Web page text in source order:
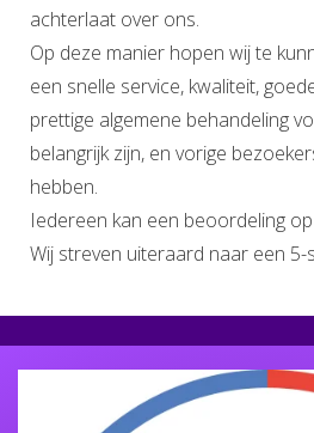
achterlaat over ons.
Op deze manier hopen wij te
een snelle service, kwaliteit,
prettige algemene behandeling
belangrijk zijn, en vorige
hebben.
Iedereen kan een beoordeling
Wij streven uiteraard naar een